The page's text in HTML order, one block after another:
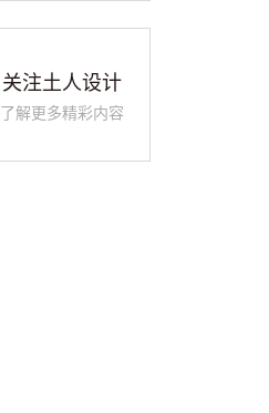
关注土人设计
了解更多精彩内容